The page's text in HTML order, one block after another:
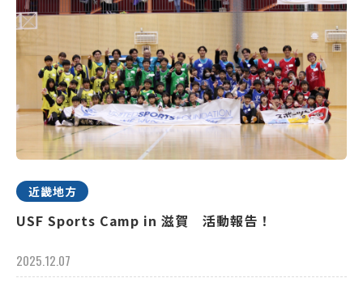
近畿地方
USF Sports Camp in 滋賀 活動報告！
2025.12.07